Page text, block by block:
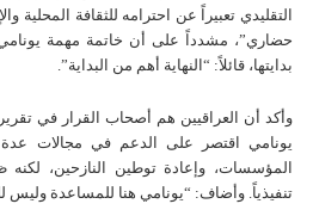
التقليدي تعبيراً عن احترامه للثقافة المحلية
حضاري”، مشدداً على أن خاتمة مهمة
بدايتها، قائلاً: “النهاية أهم من البداية”.
وأكد أن العراقيين هم أصحاب القرار في
يونامي اقتصر على الدعم في مجالات عدة
المؤسسات، وإعادة توطين النازحين،
تنفيذياً. وأضاف: “يونامي هنا للمساعدة وليس